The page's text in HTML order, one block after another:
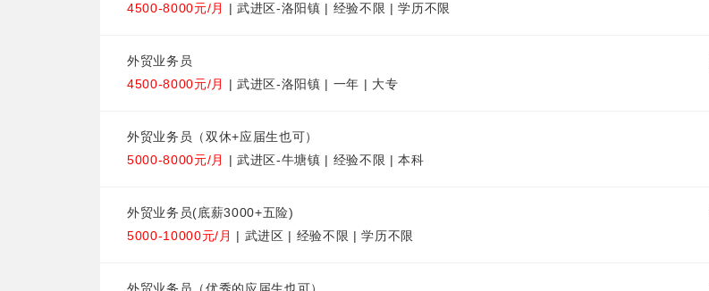
4500-8000元/月 | 武进区-洛阳镇 | 经验不限 | 学历不限
外贸业务员
4500-8000元/月 | 武进区-洛阳镇 | 一年 | 大专
外贸业务员（双休+应届生也可）
5000-8000元/月 | 武进区-牛塘镇 | 经验不限 | 本科
外贸业务员(底薪3000+五险)
5000-10000元/月 | 武进区 | 经验不限 | 学历不限